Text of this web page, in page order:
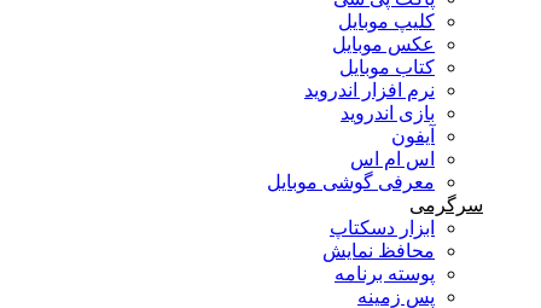
کلیپ موبایل
عکس موبایل
کتاب موبایل
نرم افزار اندروید
بازی اندروید
آیفون
اس ام اس
معرفی گوشی موبایل
سرگرمی
ابزار دسکتاپ
محافظ نمایش
پوسته برنامه
پس زمینه